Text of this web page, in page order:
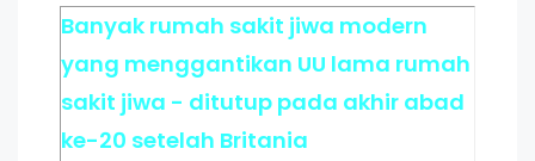
Banyak rumah sakit jiwa modern
yang menggantikan UU lama rumah
sakit jiwa - ditutup pada akhir abad
ke-20 setelah Britania